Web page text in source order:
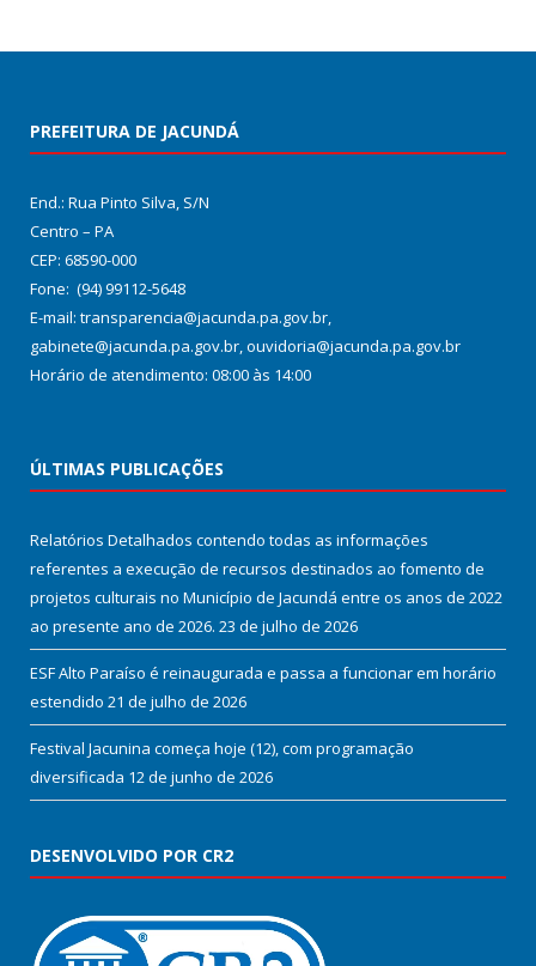
PREFEITURA DE JACUNDÁ
End.: Rua Pinto Silva, S/N
Centro – PA
CEP: 68590-000
Fone: (94) 99112-5648
E-mail: transparencia@jacunda.pa.gov.br,
gabinete@jacunda.pa.gov.br, ouvidoria@jacunda.pa.gov.br
Horário de atendimento: 08:00 às 14:00
ÚLTIMAS PUBLICAÇÕES
Relatórios Detalhados contendo todas as informações
referentes a execução de recursos destinados ao fomento de
projetos culturais no Município de Jacundá entre os anos de 2022
ao presente ano de 2026. 23 de julho de 2026
ESF Alto Paraíso é reinaugurada e passa a funcionar em horário
estendido 21 de julho de 2026
Festival Jacunina começa hoje (12), com programação
diversificada 12 de junho de 2026
DESENVOLVIDO POR CR2